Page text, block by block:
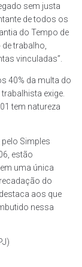
sem justa
de todos os
do Tempo de
trabalho,
vinculadas”.
40% da multa do
exige.
tem natureza
Simples
estão
uma única
do
aos que
nessa